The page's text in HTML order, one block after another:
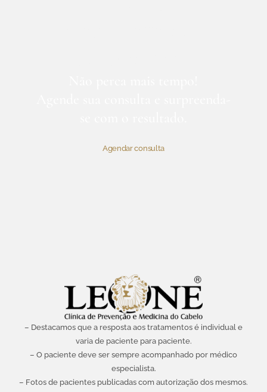
Agendar consulta
– Destacamos que a resposta aos tratamentos é individual e
varia de paciente para paciente.
– O paciente deve ser sempre acompanhado por médico
especialista.
– Fotos de pacientes publicadas com autorização dos mesmos.